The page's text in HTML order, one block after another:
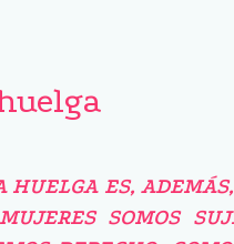
HUELGA ES,
SOMOS